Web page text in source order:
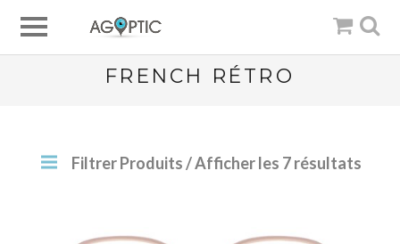
FRENCH RÉTRO
Filtrer Produits/ Afficher les 7 résultats